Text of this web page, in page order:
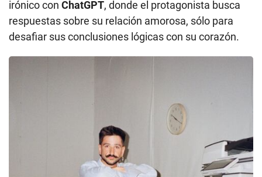
irónico con ChatGPT, donde el protagonista busca
respuestas sobre su relación amorosa, sólo para
desafiar sus conclusiones lógicas con su corazón.